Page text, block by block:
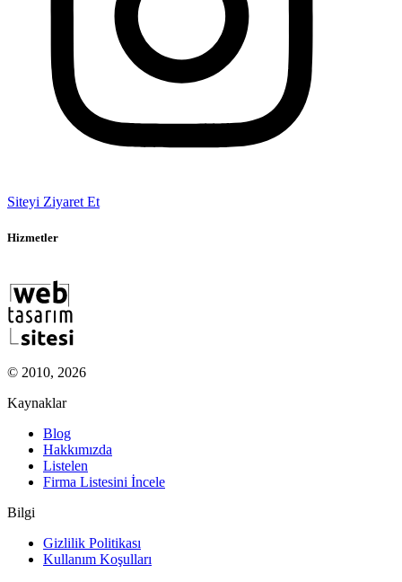
Siteyi Ziyaret Et
Hizmetler
© 2010, 2026
Kaynaklar
Blog
Hakkımızda
Listelen
Firma Listesini İncele
Bilgi
Gizlilik Politikası
Kullanım Koşulları